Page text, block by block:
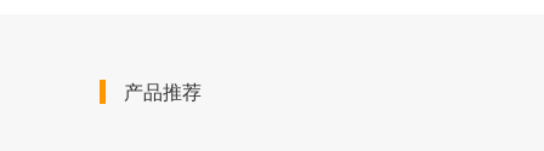
产品推荐